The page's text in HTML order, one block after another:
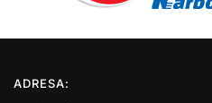
ADRESA: